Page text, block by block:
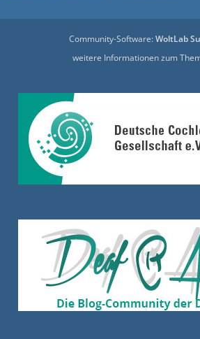
Community-Software:WoltLab
weitere Informationen zum